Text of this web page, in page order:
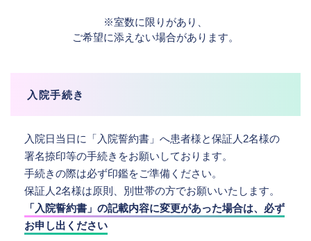
※室数に限りがあり、
ご希望に添えない場合があります。
入院手続き
入院日当日に「入院誓約書」へ患者様と保証人2名様の
署名捺印等の手続きをお願いしております。
手続きの際は必ず印鑑をご準備ください。
保証人2名様は原則、別世帯の方でお願いいたします。
「入院誓約書」の記載内容に変更があった場合は、必ず
お申し出ください